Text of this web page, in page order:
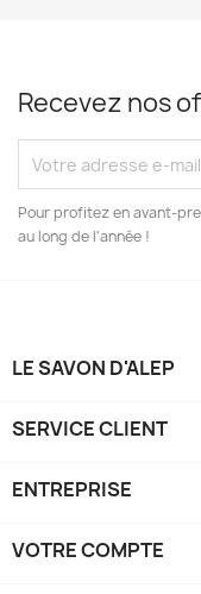
Recevez nos
Pour profitez en avant-
au long de l'année !
LE SAVON D'ALEP
SERVICE CLIENT
ENTREPRISE
VOTRE COMPTE